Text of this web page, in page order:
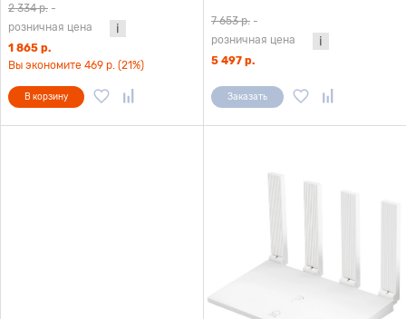
2 334 р. -
розничная цена
1 865 р.
Вы экономите 469 р. (21%)
В корзину
7 653 р. -
розничная цена
5 497 р.
Заказать